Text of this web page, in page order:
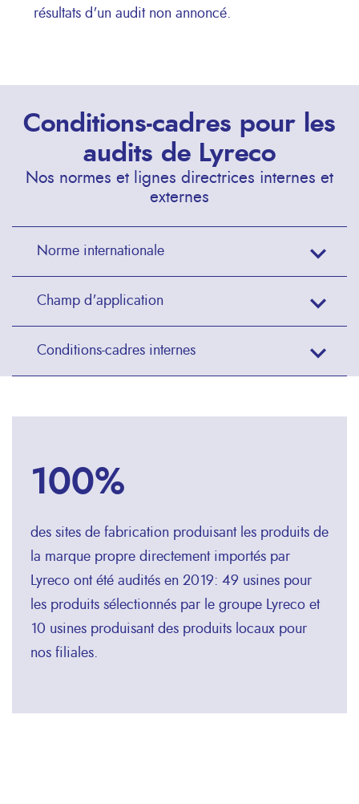
résultats d'un audit non annoncé.
Conditions-cadres pour les
audits de Lyreco
Nos normes et lignes directrices internes et
externes
Norme internationale
Champ d'application
Conditions-cadres internes
100%
des sites de fabrication produisant les produits de
la marque propre directement importés par
Lyreco ont été audités en 2019: 49 usines pour
les produits sélectionnés par le groupe Lyreco et
10 usines produisant des produits locaux pour
nos filiales.